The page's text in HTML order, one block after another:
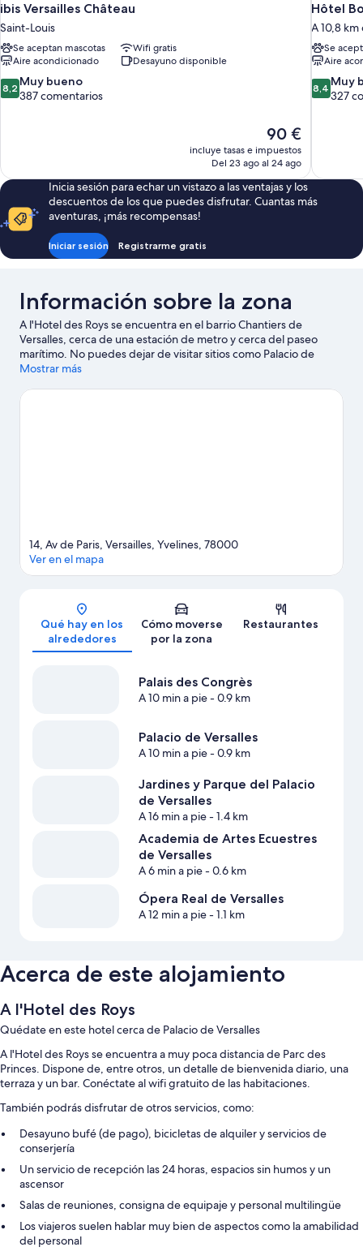
ibis Versailles Château
Saint-Louis
Se aceptan mascotas
Wifi gratis
Aire acondicionado
Desayuno disponible
8.2
sobre
8,2 Muy bueno
387 comentarios
El
precio
actual
de
90 €
90 €
incluye tasas e impuestos
Del 23 ago al 24 ago
Hôtel
A 10,8
Se
Aire
8.4
sobre
8,4 Muy
327
Inicia sesión para echar un vistazo a las ventajas y los
descuentos de los que puedes disfrutar. Cuantas más
aventuras, ¡más recompensas!
Iniciar sesión Registrarme gratis
Información sobre la zona
A l'Hotel des Roys se encuentra en el barrio Chantiers de
Versalles, cerca de una estación de metro y cerca del paseo
marítimo. No puedes dejar de visitar sitios como Palacio de
Versalles y Plaza del Trocadero. Y, si quieres dar un toque
apetece disfrutar de un evento especial? Puedes consultar el
Mostrar más
Mapa
14, Av de Paris, Versailles, Yvelines, 78000
Ver en el mapa
Qué hay en los
alrededores
Cómo moverse
por la zona
Restaurantes
Palais des Congrès
A 10 min a pie- 0.9 km
Palacio de Versalles
A 10 min a pie- 0.9 km
Jardines y Parque del Palacio
de Versalles
A 16 min a pie- 1.4 km
Academia de Artes Ecuestres
de Versalles
A 6 min a pie- 0.6 km
Ópera Real de Versalles
A 12 min a pie- 1.1 km
Acerca de este alojamiento
A l'Hotel des Roys
Quédate en este hotel cerca de Palacio de Versalles
A l'Hotel des Roys se encuentra a muy poca distancia de Parc des
Princes. Dispone de, entre otros, un detalle de bienvenida diario, una
terraza y un bar. Conéctate al wifi gratuito de las habitaciones.
También podrás disfrutar de otros servicios, como:
Desayuno bufé (de pago), bicicletas de alquiler y servicios de
conserjería
Un servicio de recepción las 24 horas, espacios sin humos y un
ascensor
Salas de reuniones, consigna de equipaje y personal multilingüe
Los viajeros suelen hablar muy bien de aspectos como la amabilidad
del personal